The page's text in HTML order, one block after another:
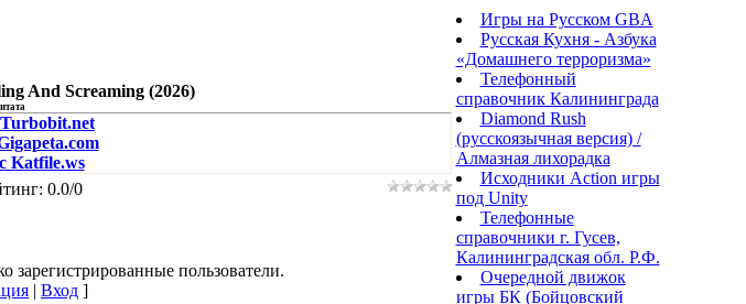
And Screaming (2026)
Katfile.ws
: 0.0/0
зарегистрированные пользователи.
| Вход ]
Игры на Русском GBA
Русская Кухня - Азбука
«Домашнего терроризма»
Телефонный
справочник Калининграда
Diamond Rush
(русскоязычная версия) /
Алмазная лихорадка
Исходники Action игры
под Unity
Телефонные
справочники г. Гусев,
Калининградская обл. Р.Ф.
Очередной движок
игры БК (Бойцовский